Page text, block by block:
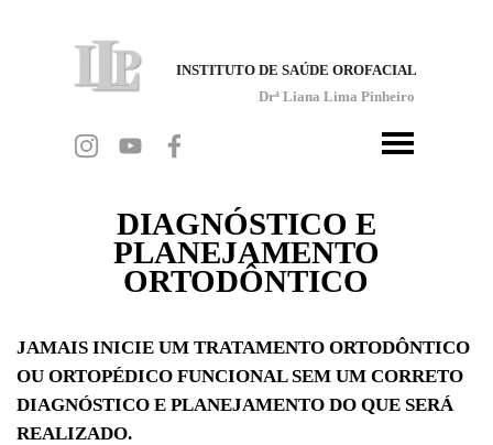
INSTITUTO DE SAÚDE OROFACIAL
Drª Liana Lima Pinheiro
DIAGNÓSTICO E
PLANEJAMENTO
ORTODÔNTICO
JAMAIS INICIE UM TRATAMENTO ORTODÔNTICO
OU ORTOPÉDICO FUNCIONAL SEM UM CORRETO
DIAGNÓSTICO E PLANEJAMENTO DO QUE SERÁ
REALIZADO.